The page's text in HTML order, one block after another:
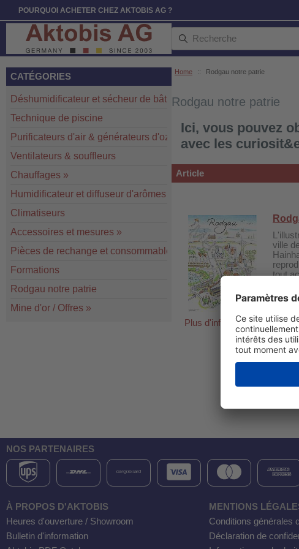
POURQUOI ACHETER CHEZ AKTOBIS AG ?
Home :: Rodgau notre patrie
Rodgau notre patrie
Ici, vous pouvez
avec les
Article
Plus d'informations
ville
tout
au
CATÉGORIES
Déshumidificateur et sécheur de bâtiment»
Technique de piscine
Purificateurs d'air & générateurs d'ozone
Ventilateurs & souffleurs
Chauffages »
Humidificateur et diffuseur d'arômes
Climatiseurs
Accessoires et mesures »
Pièces de rechange et consommables
Formations
Rodgau notre patrie
Mine d'or / Offres »
NOS PARTENAIRES
À PROPOS D'AKTOBIS
Heures d'ouverture / Showroom
Bulletin d'information
MENTIONS
Conditions générales
Déclaration de